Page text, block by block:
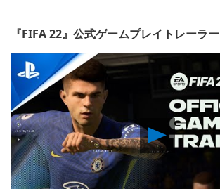
『FIFA 22』公式ゲームプレイトレーラー
Play
Video